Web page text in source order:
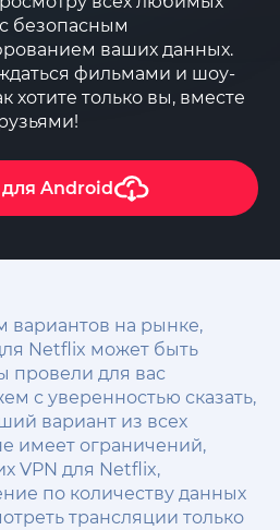
безопасным
ваших данных.
фильмами и шоу-
хотите только вы, вместе
Android
вариантов на рынке,
Netflix может быть
провели для вас
с уверенностью сказать,
вариант из всех
имеет ограничений,
VPN для Netflix,
по количеству данных
трансляции только